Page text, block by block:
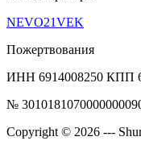
NEVO21VEK
Пожертвования
ИНН 6914008250 КПП
№
Copyright © 2026 ---